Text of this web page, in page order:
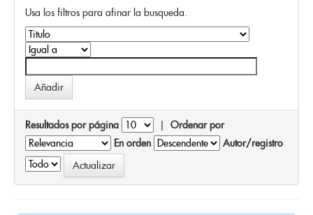
Usa los filtros para afinar la busqueda.
Resultados por página | Ordenar por
En orden
Autor/registro